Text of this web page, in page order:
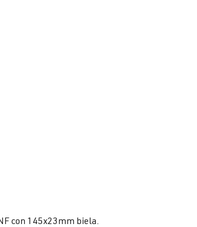
con 145x23mm biela.